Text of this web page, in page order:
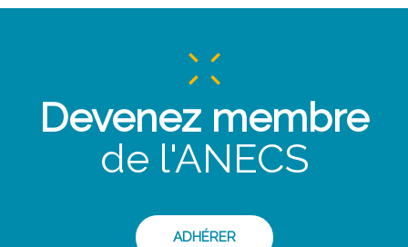
Devenez membre
de l'ANECS
ADHÉRER